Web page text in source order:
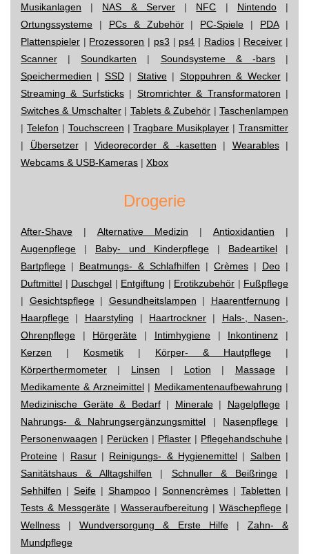
Musikanlagen | NAS & Server| NFC | Nintendo|
Ortungssysteme | PCs & Zubehör| PC-Spiele | PDA|
Plattenspieler | Prozessoren | ps3 | ps4 | Radios| Receiver |
Scanner |Soundkarten | Soundsysteme & -bars|
Speichermedien | SSD| Stative| Stoppuhren & Wecker|
Streaming & Surfsticks| Stromrichter & Transformatoren |
Switches & Umschalter| Tablets & Zubehör | Taschenlampen
| Telefon | Touchscreen |Tragbare Musikplayer | Transmitter
| Übersetzer| Videorecorder & -kasetten | Wearables|
Webcams & USB-Kameras | Xbox
Drogerie
After-Shave | Alternative Medizin | Antioxidantien |
Augenpflege | Baby- und Kinderpflege | Badeartikel |
Bartpflege | Beatmungs- & Schlafhilfen | Crèmes | Deo |
Duftmittel | Duschgel | Entgiftung | Erotikzubehör | Fußpflege
| Gesichtspflege| Gesundheitslampen | Haarentfernung |
Haarpflege | Haarstyling | Haartrockner | Hals-, Nasen-,
Ohrenpflege | Hörgeräte | Intimhygiene| Inkontinenz |
Kerzen | Kosmetik | Körper- & Hautpflege |
Körperthermometer | Linsen | Lotion | Massage|
Medikamente & Arzneimittel| Medikamentenaufbewahrung |
Medizinische Geräte & Bedarf| Minerale| Nagelpflege|
Nahrungs- & Nahrungsergänzungsmittel | Nasenpflege |
Personenwaagen | Perücken | Pflaster | Pflegehandschuhe |
Proteine | Rasur| Reinigungs- & Hygienemittel | Salben |
Sanitätshaus & Alltagshilfen | Schnuller & Beißringe|
Sehhilfen | Seife| Shampoo|Sonnencrèmes |Tabletten |
Tests & Messgeräte | Wasseraufbereitung | Wäschepflege |
Wellness |Wundversorgung & Erste Hilfe| Zahn- &
Mundpflege